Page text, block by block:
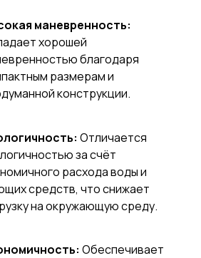
Обеспечивает
Отличается
за счёт
расхода воды и
средств, что снижает
на окружающую среду.
маневренность:
хорошей
благодаря
размерам и
конструкции.